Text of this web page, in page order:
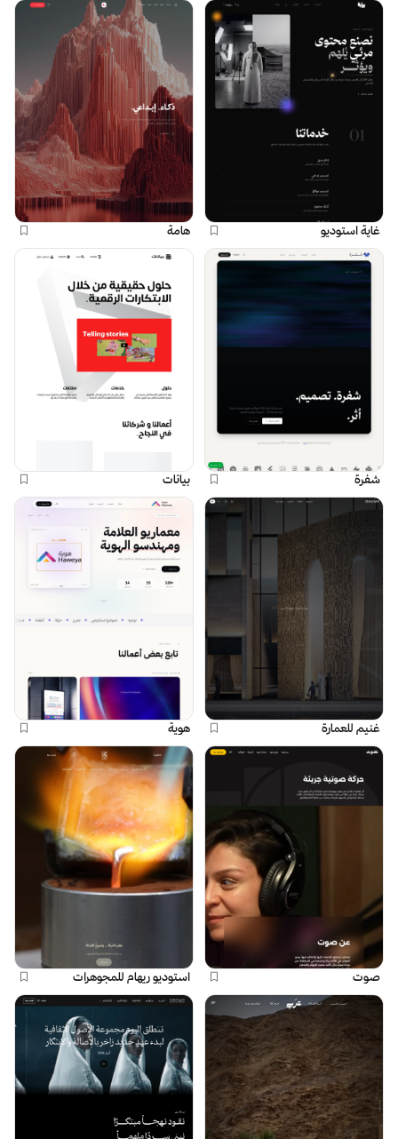
غاية استوديو هامة
شفرة بيانات
غنيم للعمارة هوية
صوت استوديو ريهام للمجوهرات